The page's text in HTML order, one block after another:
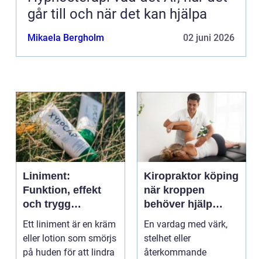
går till och när det kan hjälpa
Mikaela Bergholm 02 juni 2026
Liniment:
Funktion, effekt
och trygg
användning
Ett liniment är en kräm
eller lotion som smörjs
på huden för att lindra
Kiropraktor köping
när kroppen
behöver hjälp
tillbaka
En vardag med värk,
stelhet eller
återkommande